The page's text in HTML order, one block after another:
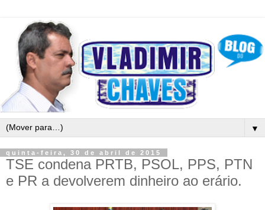
▼
quinta-feira, 30 de abril de 2015
TSE condena PRTB, PSOL, PPS, PTN
e PR a devolverem dinheiro ao erário.